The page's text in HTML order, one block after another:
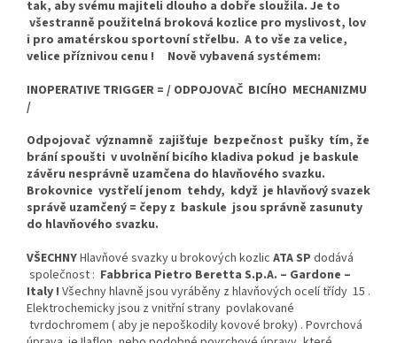
tak, aby svému majiteli dlouho a dobře sloužila. Je to
všestranně použitelná broková kozlice pro myslivost, lov
i pro amatérskou sportovní střelbu. A to vše za velice,
velice příznivou cenu ! Nově vybavená systémem:
INOPERATIVE TRIGGER = / ODPOJOVAČ BICÍHO MECHANIZMU
/
Odpojovač významně zajišťuje bezpečnost pušky tím, že
brání spoušti v uvolnění bicího kladiva pokud je baskule
závěru nesprávně uzamčena do hlavňového svazku.
Brokovnice vystřelí jenom tehdy, když je hlavňový svazek
správě uzamčený = čepy z baskule jsou správně zasunuty
do hlavňového svazku.
VŠECHNYHlavňové svazky u brokových kozlic ATA SP dodává
společnost : Fabbrica Pietro Beretta S.p.A. – Gardone –
Italy ! Všechny hlavně jsou vyráběny z hlavňových ocelí třídy 15 .
Elektrochemicky jsou z vnitřní strany povlakované
tvrdochromem ( aby je nepoškodily kovové broky) . Povrchová